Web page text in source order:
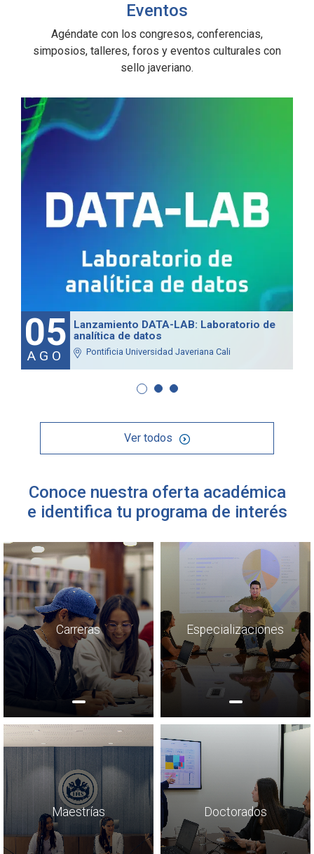
Eventos
Agéndate con los congresos, conferencias,
simposios, talleres, foros y eventos culturales con
sello javeriano.
05
AGO
Lanzamiento DATA-LAB: Laboratorio de
analítica de datos
Pontificia Universidad Javeriana Cali
Ver todos
Conoce nuestra oferta académica
e identifica tu programa de interés
Carreras Especializaciones
Maestrías Doctorados